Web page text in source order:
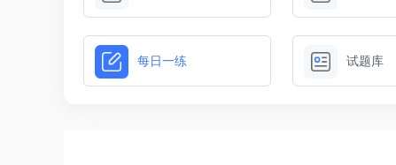
每日一练 试题库